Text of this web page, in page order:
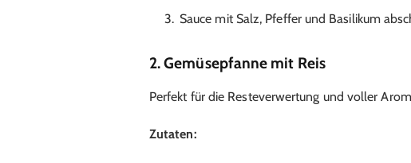
Sauce mit Salz, Pfeffer und Basilikum
2. Gemüsepfanne mit Reis
Perfekt für die Resteverwertung und voller
Zutaten: